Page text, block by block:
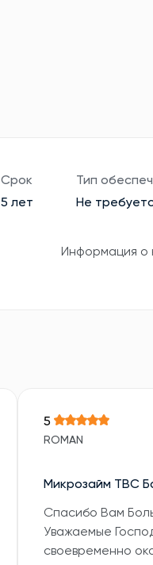
Срок
5 лет
Тип
Не
Информация о
5
ROMAN
Микрозайм TBC
Спасибо Вам
Уважаемые
своевременно